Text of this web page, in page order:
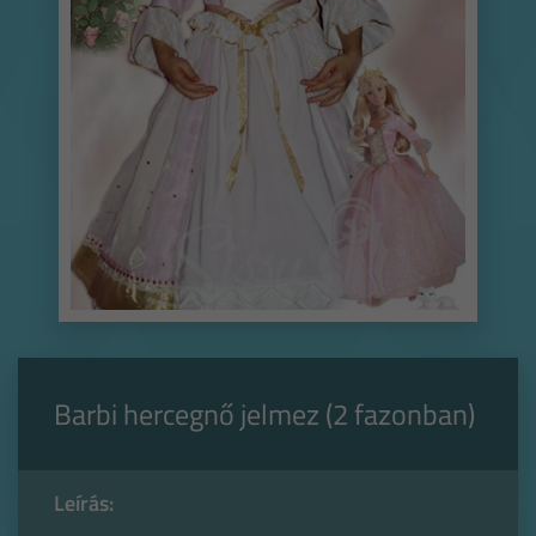
Barbi hercegnő jelmez (2 fazonban)
Leírás: